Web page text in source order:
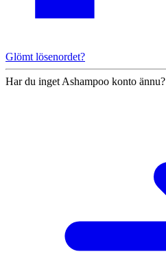
Glömt lösenordet?
Har du inget Ashampoo konto ännu?